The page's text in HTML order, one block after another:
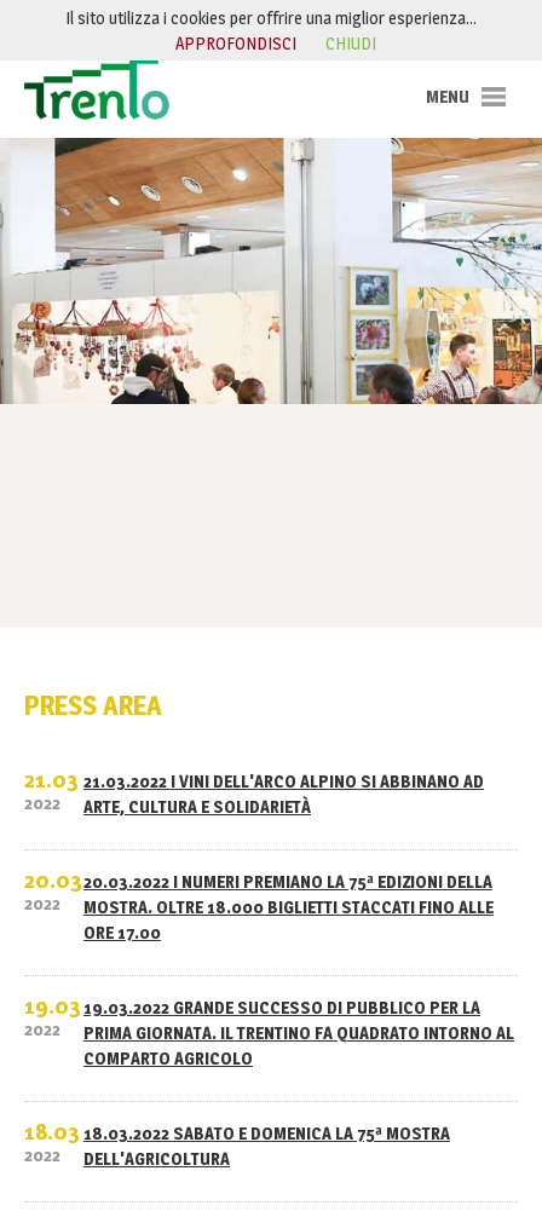
Salta al contenuto
PRESS AREA
21.03
2022
21.03.2022 I VINI DELL'ARCO ALPINO SI ABBINANO AD
ARTE, CULTURA E SOLIDARIETÀ
20.03
2022
20.03.2022 I NUMERI PREMIANO LA 75ª EDIZIONI DELLA
MOSTRA. OLTRE 18.000 BIGLIETTI STACCATI FINO ALLE
ORE 17.00
19.03
2022
19.03.2022 GRANDE SUCCESSO DI PUBBLICO PER LA
PRIMA GIORNATA. IL TRENTINO FA QUADRATO INTORNO AL
COMPARTO AGRICOLO
18.03
2022
18.03.2022 SABATO E DOMENICA LA 75ª MOSTRA
DELL'AGRICOLTURA
Il sito utilizza i cookies per offrire una miglior esperienza…
APPROFONDISCI
CHIUDI